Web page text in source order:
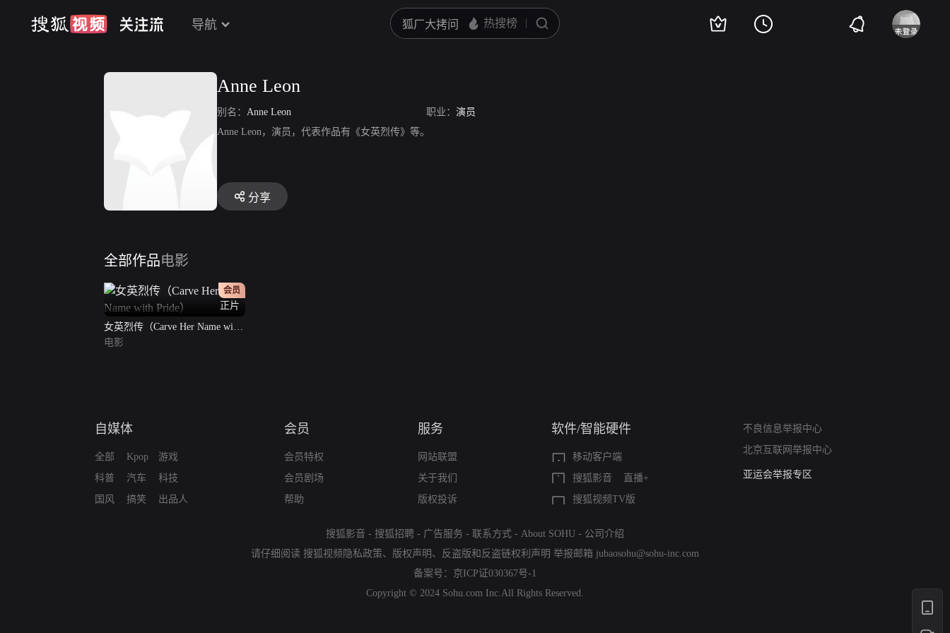
导航
Anne Leon
别名： Anne Leon 职业： 演员
Anne Leon，演员，代表作品有《女英烈传》等。
分享
全部作品电影
正片
会员
女英烈传（Carve Her Name with
Pride）
电影
自媒体
全部
科普
国风
Kpop
汽车
搞笑
游戏
科技
出品人
会员
会员特权
会员剧场
帮助
服务
网站联盟
关于我们
版权投诉
软件/智能硬件
移动客户端
搜狐影音
直播+
搜狐视频TV版
不良信息举报中心
北京互联网举报中心
算法推荐专项举报
亚运会举报专区
搜狐影音 - 搜狐招聘 - 广告服务 - 联系方式 - About SOHU - 公司介绍
请仔细阅读 搜狐视频隐私政策、 版权声明 、 反盗版和反盗链权利声明 举报邮箱 jubaosohu@sohu-inc.com
备案号： 京ICP证030367号-1
Copyright © 2024 Sohu.com Inc.All Rights Reserved.